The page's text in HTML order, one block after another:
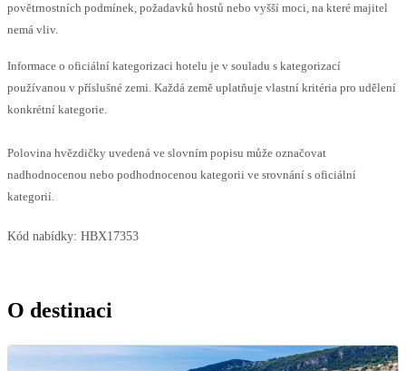
povětrnostních podmínek, požadavků hostů nebo vyšší moci, na které majitel
nemá vliv.
Informace o oficiální kategorizaci hotelu je v souladu s kategorizací
používanou v příslušné zemi. Každá země uplatňuje vlastní kritéria pro udělení
konkrétní kategorie.
Polovina hvězdičky uvedená ve slovním popisu může označovat
nadhodnocenou nebo podhodnocenou kategorii ve srovnání s oficiální
kategorií.
Kód nabídky: HBX17353
O destinaci